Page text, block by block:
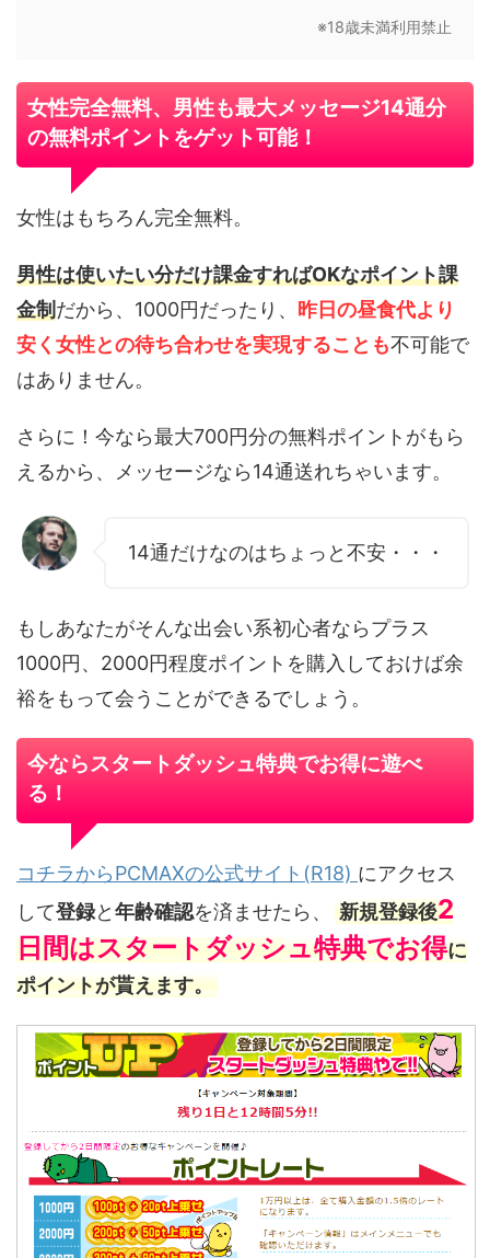
※18歳未満利用禁止
女性完全無料、男性も最大メッセージ14通分
の無料ポイントをゲット可能！
女性はもちろん完全無料。
男性は使いたい分だけ課金すればOKなポイント課
金制だから、1000円だったり、 昨日の昼食代より
安く女性との待ち合わせを実現することも不可能で
はありません。
さらに！今なら最大700円分の無料ポイントがもら
えるから、メッセージなら14通送れちゃいます。
14通だけなのはちょっと不安・・・
もしあなたがそんな出会い系初心者ならプラス
1000円、2000円程度ポイントを購入しておけば余
裕をもって会うことができるでしょう。
今ならスタートダッシュ特典でお得に遊べ
る！
コチラからPCMAXの公式サイト(R18) にアクセス
して登録と年齢確認を済ませたら、 新規登録後2
日間はスタートダッシュ特典でお得に
ポイントが貰えます。